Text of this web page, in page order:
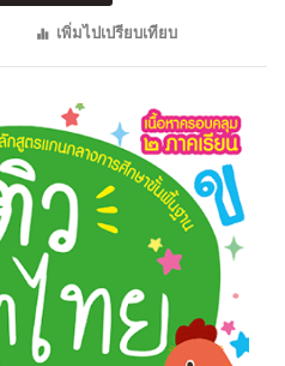
เพิ่มไปเปรียบเทียบ